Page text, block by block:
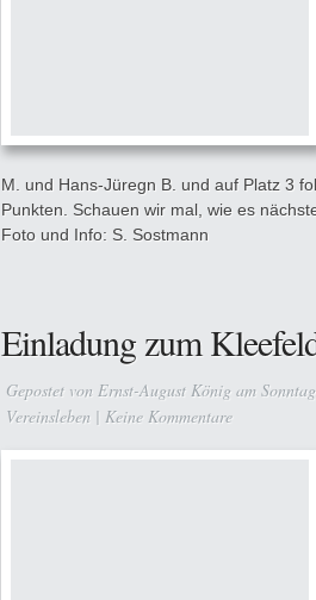
M. und Hans-Jüregn B. und auf Platz 3
Punkten. Schauen wir mal, wie es
Foto und Info: S. Sostmann
Einladung zum
Gepostet von Ernst-August König am
Vereinsleben | Keine Kommentare